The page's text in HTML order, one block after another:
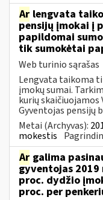
Ar lengvata
pensijų įmokai į
papildomai
tik sumokėtai
Web turinio sąrašas
Lengvata taikoma
įmokų sumai.
kurių skaičiuojamos
Gyventojas pensijų
Metai (Archyvas):
mokestis
Ar galima
gyventojas 2019
proc. dydžio
proc. per